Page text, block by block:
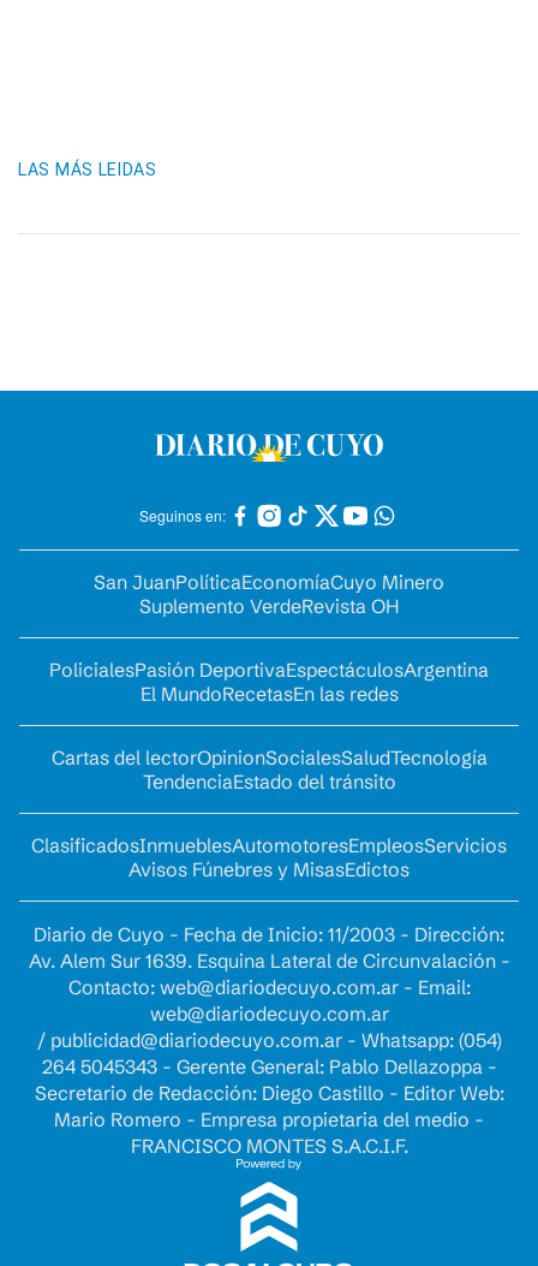
LAS MÁS LEIDAS
Seguinos en:
San JuanPolíticaEconomíaCuyo Minero
Suplemento VerdeRevista OH
PolicialesPasión DeportivaEspectáculosArgentina
El MundoRecetasEn las redes
Cartas del lectorOpinionSocialesSaludTecnología
TendenciaEstado del tránsito
ClasificadosInmueblesAutomotoresEmpleosServicios
Avisos Fúnebres y MisasEdictos
Diario de Cuyo - Fecha de Inicio: 11/2003 - Dirección:
Av. Alem Sur 1639. Esquina Lateral de Circunvalación -
Contacto: web@diariodecuyo.com.ar- Email:
web@diariodecuyo.com.ar
/ publicidad@diariodecuyo.com.ar- Whatsapp: (054)
264 5045343 - Gerente General: Pablo Dellazoppa -
Secretario de Redacción: Diego Castillo - Editor Web:
Mario Romero - Empresa propietaria del medio -
FRANCISCO MONTES S.A.C.I.F.